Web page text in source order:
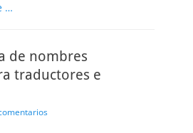
…
de nombres
traductores e